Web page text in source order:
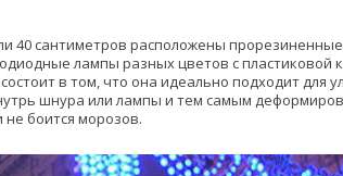
40 сантиметров расположены
лампы разных цветов с
в том, что она идеально подходит для
шнура или лампы и тем самым
боится морозов.